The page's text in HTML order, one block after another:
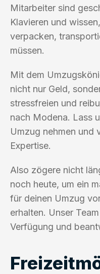
Mitarbeiter sind
Klavieren und
verpacken,
müssen.
Mit dem
nicht nur Geld,
stressfreien und
nach Modena. Lass
Umzug nehmen und
Expertise.
Also zögere nicht
noch heute, um ein
für deinen Umzug
erhalten. Unser
Verfügung und